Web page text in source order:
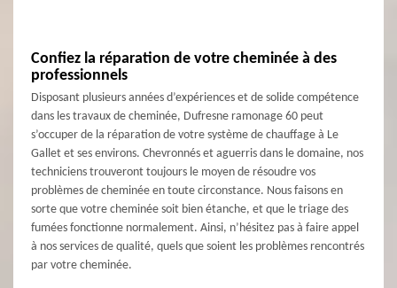
Confiez la réparation de votre cheminée à des
professionnels
Disposant plusieurs années d’expériences et de solide compétence
dans les travaux de cheminée, Dufresne ramonage 60 peut
s’occuper de la réparation de votre système de chauffage à Le
Gallet et ses environs. Chevronnés et aguerris dans le domaine, nos
techniciens trouveront toujours le moyen de résoudre vos
problèmes de cheminée en toute circonstance. Nous faisons en
sorte que votre cheminée soit bien étanche, et que le triage des
fumées fonctionne normalement. Ainsi, n’hésitez pas à faire appel
à nos services de qualité, quels que soient les problèmes rencontrés
par votre cheminée.